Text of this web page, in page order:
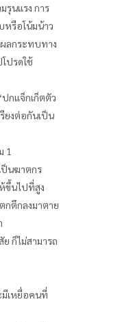
รุนแรง การ
หรือโน้มน้าว
ผลกระทบทาง
ปรดใช้
กแจ็กเก็ตตัว
ยงต่อกันเป็น
1
ป็นฆาตกร
ขึ้นไปที่สูง
กตึกลงมาตาย
ก็ไม่สามารถ
มีเหยื่อคนที่